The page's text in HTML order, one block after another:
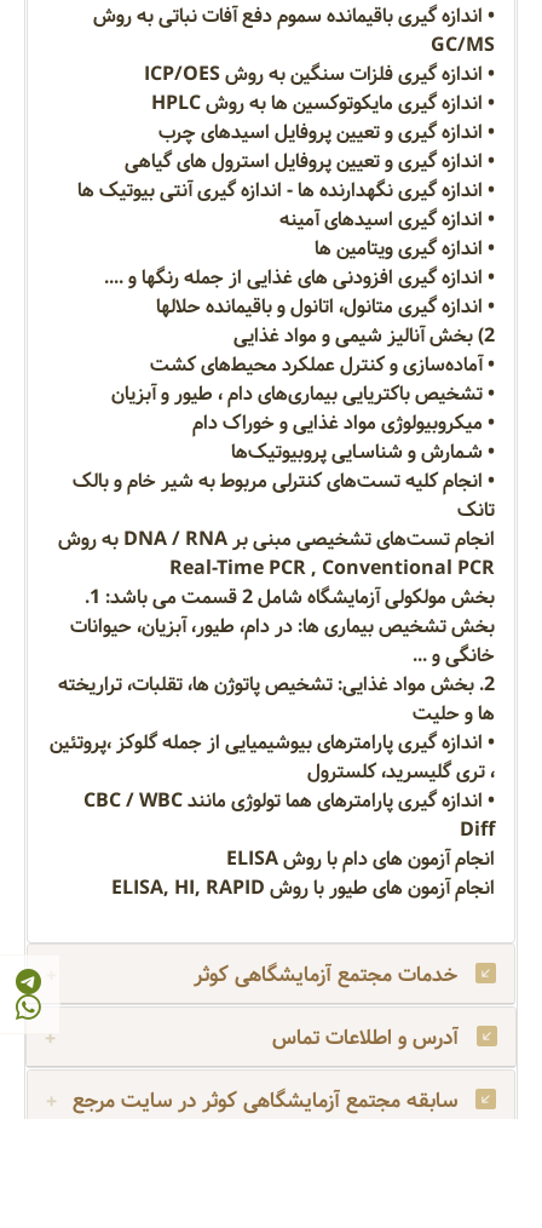
• اندازه گیری باقیمانده سموم دفع آفات نباتی به روش
GC/MS
• اندازه گیری فلزات سنگین به روش ICP/OES
• اندازه گیری مایکوتوکسین ها به روش HPLC
• اندازه گیری و تعیین پروفایل اسیدهای چرب
• اندازه گیری و تعیین پروفایل استرول های گیاهی
• اندازه گیری نگهدارنده ها - اندازه گیری آنتی بیوتیک ها
• اندازه گیری اسیدهای آمینه
• اندازه گیری ویتامین ها
• اندازه گیری افزودنی های غذایی از جمله رنگها و ....
• اندازه گیری متانول، اتانول و باقیمانده حلالها
2) بخش آنالیز شیمی و مواد غذایی
• آماده‌سازی و کنترل عملکرد محیط‌های کشت
• تشخیص باکتریایی بیماری‌های دام ، طیور و آبزیان
• میکروبیولوژی مواد غذایی و خوراک دام
• شـمارش و شناسـایی پروبیوتیک‌ها
• انجام کلیه تست‌های کنترلی مربوط به شیر خام و بالک
تانک
انجام تست‌های تشخیصی مبنی بر DNA / RNA به روش
Real-Time PCR , Conventional PCR
بخش مولکولی آزمایشگاه شامل 2 قسمت می باشد: 1.
بخش تشخیص بیماری‌ ها: در دام، طیور، آبزیان، حیوانات
خانگی و ...
2. بخش مواد غذایی: تشخیص پاتوژن ها، تقلبات، تراریخته
ها و حلیت
• اندازه گیری پارامترهای بیوشیمیایی از جمله گلوکز ،پروتئین
، تری گلیسرید، کلسترول
• اندازه گیری پارامترهای هما تولوژی مانند CBC / WBC
Diff
انجام آزمون های دام با روش ELISA
انجام آزمون های طیور با روش ELISA, HI, RAPID
خدمات مجتمع آزمایشگاهی کوثر
آدرس و اطلاعات تماس
سابقه مجتمع آزمایشگاهی کوثر در سایت مرجع